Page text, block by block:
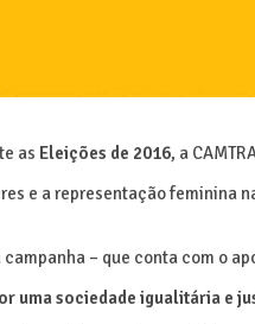
as Eleições de 2016, a
e a representação feminina
campanha – que conta com o
uma sociedade igualitária e